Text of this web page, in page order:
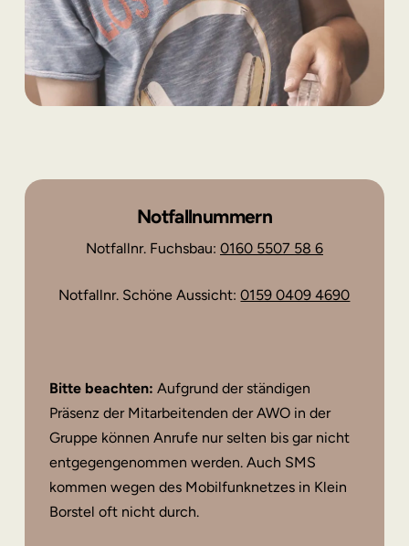
Notfallnummern
Notfallnr. Fuchsbau: 0160 5507 58 6
Notfallnr. Schöne Aussicht:0159 0409 4690
Bitte beachten: Aufgrund der ständigen
Präsenz der Mitarbeitenden der AWO in der
Gruppe können Anrufe nur selten bis gar nicht
entgegengenommen werden. Auch SMS
kommen wegen des Mobilfunknetzes in Klein
Borstel oft nicht durch.